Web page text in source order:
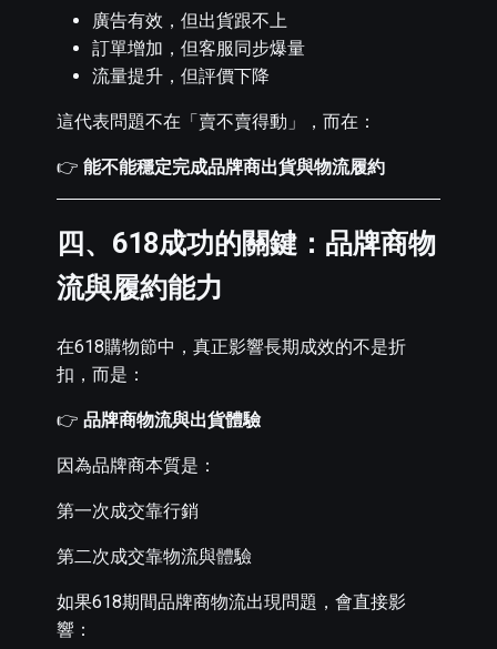
廣告有效，但出貨跟不上
訂單增加，但客服同步爆量
流量提升，但評價下降
這代表問題不在「賣不賣得動」，而在：
👉 能不能穩定完成品牌商出貨與物流履約
四、618成功的關鍵：品牌商物
流與履約能力
在618購物節中，真正影響長期成效的不是折
扣，而是：
👉 品牌商物流與出貨體驗
因為品牌商本質是：
第一次成交靠行銷
第二次成交靠物流與體驗
如果618期間品牌商物流出現問題，會直接影
響：